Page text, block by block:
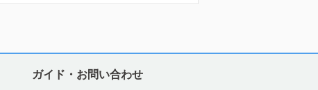
ガイド・お問い合わせ